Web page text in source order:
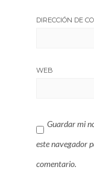
DIRECCIÓN DE
WEB
Guardar mi
este navegador
comentario.